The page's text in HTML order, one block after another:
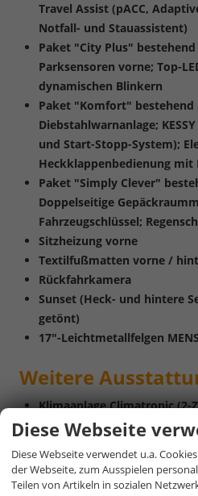
Travel Assist (pACC,
Notfall- und Stauassistent)
Paket "City Plus"
Parksensoren vorne; Top-
dynamischen Blinkern
Paket "Komfort" bestehend
Diebstahlwarnanlage;
und Start-Stopp-System);
Heckklappenbedienung
Paket "Simply Clever"
Doppelseitige
Fahrzeugschlüssel;
Sitzheizung vorne
Textilfußmatten vorne /
Rückfahrkamera
Sunset (Heck- und hintere
getönt)
17"-Leichtmetallfelgen
Weitere
Klimaanlage Climatronic (2-
8 Airbags (Fahrer- und
Fahrer-Knieairbag)
Multifunktionslenkrad in
Diese Webseite
Diese Webseite verwendet u.a.
der Webseite, zum Ausspielen
Teilen von Artikeln in sozialen